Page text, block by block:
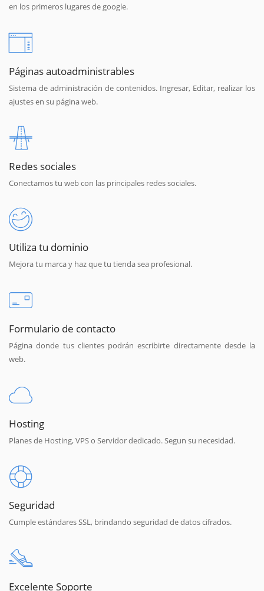
en los primeros lugares de google.
Páginas autoadministrables
Sistema de administración de contenidos. Ingresar, Editar, realizar los
ajustes en su página web.
Redes sociales
Conectamos tu web con las principales redes sociales.
Utiliza tu dominio
Mejora tu marca y haz que tu tienda sea profesional.
Formulario de contacto
Página donde tus clientes podrán escribirte directamente desde la
web.
Hosting
Planes de Hosting, VPS o Servidor dedicado. Segun su necesidad.
Seguridad
Cumple estándares SSL, brindando seguridad de datos cifrados.
Excelente Soporte